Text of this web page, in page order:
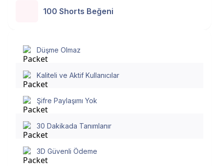
100 Shorts Beğeni
Düşme Olmaz
Kaliteli ve Aktif Kullanıcılar
Şifre Paylaşımı Yok
30 Dakikada Tanımlanır
3D Güvenli Ödeme